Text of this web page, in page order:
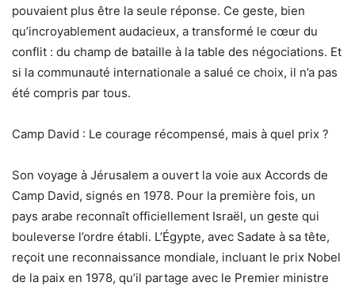
pouvaient plus être la seule réponse. Ce geste, bien
qu’incroyablement audacieux, a transformé le cœur du
conflit : du champ de bataille à la table des négociations. Et
si la communauté internationale a salué ce choix, il n’a pas
été compris par tous.
Camp David : Le courage récompensé, mais à quel prix ?
Son voyage à Jérusalem a ouvert la voie aux Accords de
Camp David, signés en 1978. Pour la première fois, un
pays arabe reconnaît officiellement Israël, un geste qui
bouleverse l’ordre établi. L’Égypte, avec Sadate à sa tête,
reçoit une reconnaissance mondiale, incluant le prix Nobel
de la paix en 1978, qu’il partage avec le Premier ministre